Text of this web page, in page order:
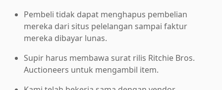
Pembeli tidak dapat menghapus pembelian
mereka dari situs pelelangan sampai faktur
mereka dibayar lunas.
Supir harus membawa surat rilis Ritchie Bros.
Auctioneers untuk mengambil item.